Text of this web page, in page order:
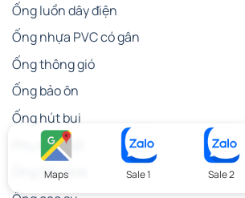
Ống luồn dây điện
Ống nhựa PVC có gân
Ống thông gió
Ống bảo ôn
Ống hút bụi
Phụ kiện nối
Ống Silicone
Maps Sale 1 Sale 2